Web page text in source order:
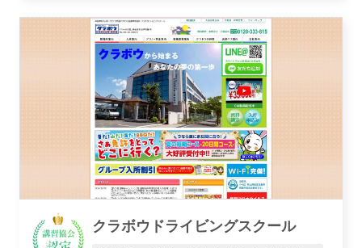
クラボウドライビングスクール